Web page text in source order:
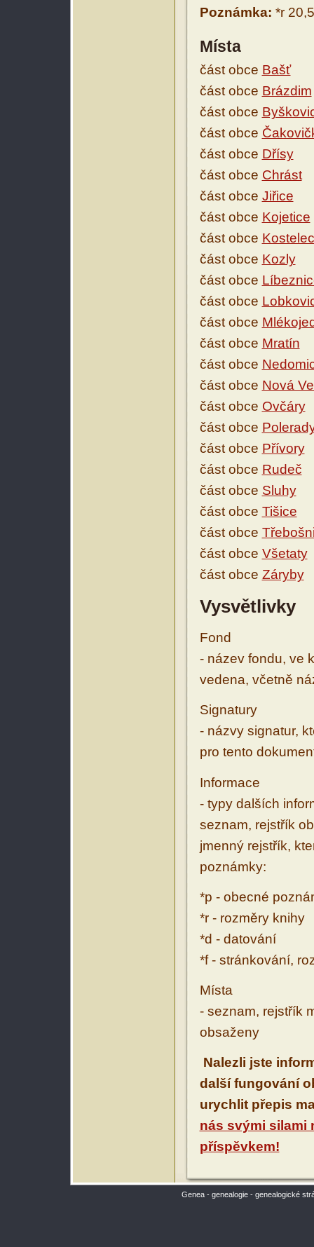
Poznámka: *r
Místa
část obce Bašť
část obce Brázdim
část obce
část obce
část obce Dřísy
část obce Chrást
část obce Jiřice
část obce Kojetice
část obce
část obce Kozly
část obce
část obce
část obce
část obce Mratín
část obce
část obce Nová
část obce Ovčáry
část obce
část obce Přívory
část obce Rudeč
část obce Sluhy
část obce Tišice
část obce
část obce Všetaty
část obce Záryby
Vysvětlivky
Fond
- název fondu, ve
vedena, včetně
Signatury
- názvy signatur,
pro tento
Informace
- typy dalších
seznam, rejstřík
jmenný rejstřík,
poznámky:
*p - obecné
*r - rozměry knihy
*d - datování
*f - stránkování,
Místa
- seznam, rejstřík
obsaženy
Nalezli jste
další fungování
urychlit přepis
nás svými silami
příspěvkem!
Genea - genealogie - genealogické